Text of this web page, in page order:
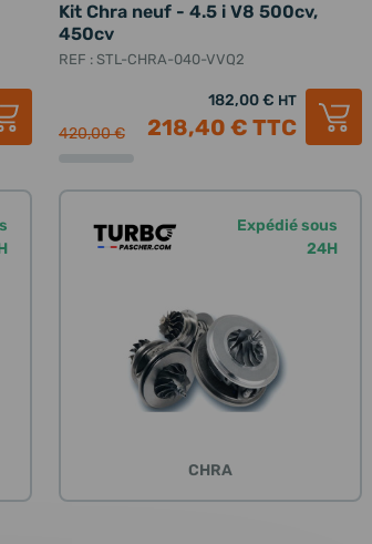
Kit Chra neuf - 4.5 i V8 500cv,
450cv
REF : STL-CHRA-040-VVQ2
420,00 €
182,00 € HT
218,40 € TTC
Expédié sous
24H
CHRA